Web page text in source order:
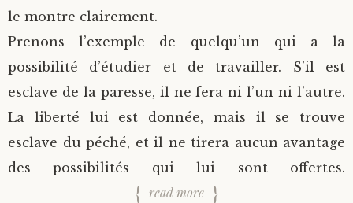
le montre clairement.
Prenons l’exemple de quelqu’un qui a la
possibilité d’étudier et de travailler. S’il est
esclave de la paresse, il ne fera ni l’un ni l’autre.
La liberté lui est donnée, mais il se trouve
esclave du péché, et il ne tirera aucun avantage
des possibilités qui lui sont offertes.
read more